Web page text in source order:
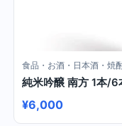
食品・お酒・日本酒・焼
純米吟醸 南方 1本/6
¥6,000